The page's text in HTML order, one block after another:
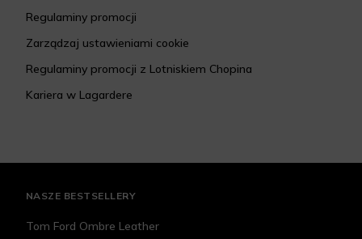
Regulaminy promocji
Zarządzaj ustawieniami cookie
Regulaminy promocji z Lotniskiem Chopina
Kariera w Lagardere
NASZE BESTSELLERY
Tom Ford Ombre Leather